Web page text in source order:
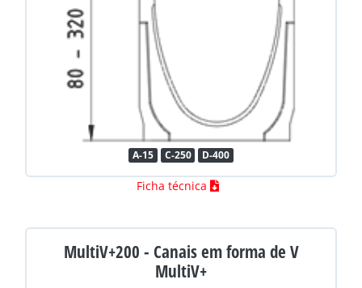
A-15 C-250 D-400
Ficha técnica
MultiV+200 - Canais em forma de V
MultiV+